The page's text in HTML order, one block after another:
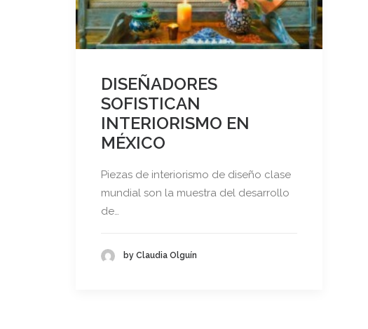
DISEÑADORES
SOFISTICAN
INTERIORISMO EN
MÉXICO
Piezas de interiorismo de diseño clase
mundial son la muestra del desarrollo
de…
by Claudia Olguín